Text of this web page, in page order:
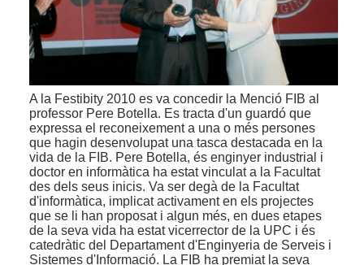
A la Festibity 2010 es va concedir la Menció FIB al
professor Pere Botella. Es tracta d'un guardó que
expressa el reconeixement a una o més persones
que hagin desenvolupat una tasca destacada en la
vida de la FIB. Pere Botella, és enginyer industrial i
doctor en informàtica ha estat vinculat a la Facultat
des dels seus inicis. Va ser degà de la Facultat
d'informàtica, implicat activament en els projectes
que se li han proposat i algun més, en dues etapes
de la seva vida ha estat vicerrector de la UPC i és
catedràtic del Departament d'Enginyeria de Serveis i
Sistemes d'Informació. La FIB ha premiat la seva